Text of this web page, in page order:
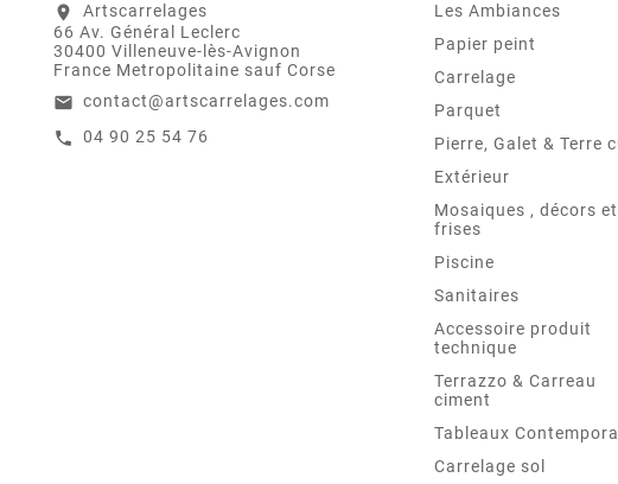
location_on
Artscarrelages
66 Av. Général Leclerc
30400 Villeneuve-lès-Avignon
France Metropolitaine sauf Corse
email contact@artscarrelages.com
call 04 90 25 54 76
Les Ambiances
Papier peint
Carrelage
Parquet
Pierre, Galet & Terre
Extérieur
Mosaiques , décors et
frises
Piscine
Sanitaires
Accessoire produit
technique
Terrazzo & Carreau
ciment
Tableaux
Carrelage sol